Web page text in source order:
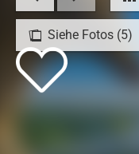
Siehe Fotos (5)